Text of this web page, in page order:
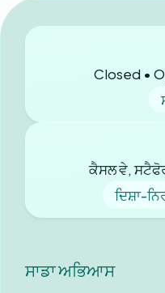
Closed •
ਕੈਸਲ ਵੇ,
ਦਿਸ਼ਾ-
ਸਾਡਾ ਅਭਿਆਸ